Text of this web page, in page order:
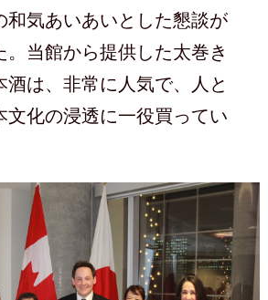
和気あいあいとした懇談が
。当館から提供した太巻き
酒は、非常に人気で、人と
文化の浸透に一役買ってい